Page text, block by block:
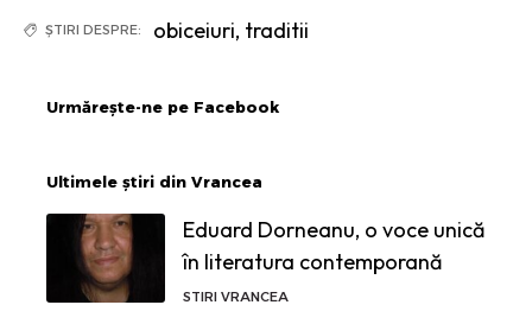
ȘTIRI DESPRE: obiceiuri, traditii
Urmărește-ne pe Facebook
Ultimele știri din Vrancea
Eduard Dorneanu, o voce unică
în literatura contemporană
STIRI VRANCEA